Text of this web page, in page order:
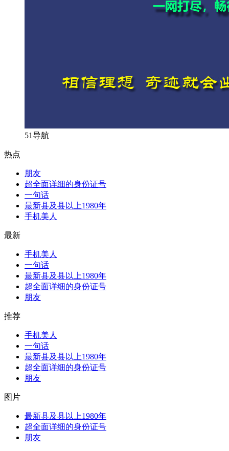
51导航
热点
朋友
超全面详细的身份证号
一句话
最新县及县以上1980年
手机美人
最新
手机美人
一句话
最新县及县以上1980年
超全面详细的身份证号
朋友
推荐
手机美人
一句话
最新县及县以上1980年
超全面详细的身份证号
朋友
图片
最新县及县以上1980年
超全面详细的身份证号
朋友